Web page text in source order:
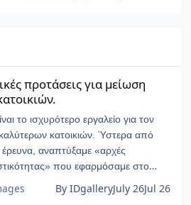
προτάσεις για μείωση
το ισχυρότερο εργαλείο για τον
κατοικιών. Ύστερα από
αναπτύξαμε «αρχές
που εφαρμόσαμε στο
By IDgalleryJuly 26Jul 26